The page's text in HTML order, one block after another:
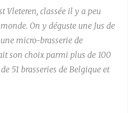
Vleteren, classée il y a peu
On y déguste une Jus de
micro-brasserie de
son choix parmi plus de 100
51 brasseries de Belgique et